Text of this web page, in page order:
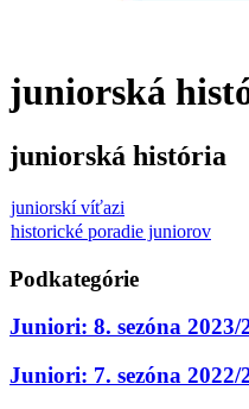
juniorská
juniorská história
juniorskí víťazi
historické poradie juniorov
Podkategórie
Juniori: 8. sezóna 2023/
Juniori: 7. sezóna 2022/